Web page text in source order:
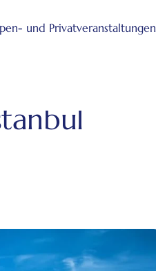
und Privatveranstaltungen